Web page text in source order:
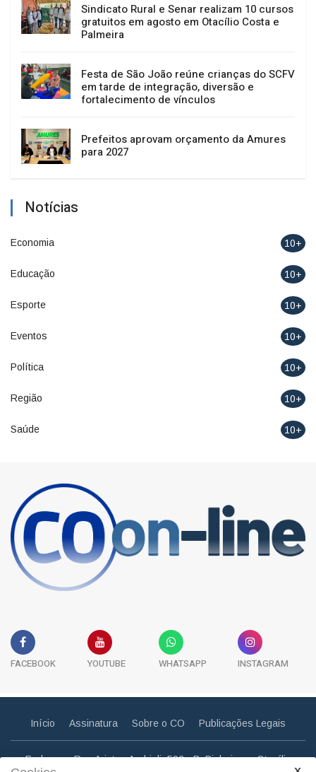
Sindicato Rural e Senar realizam 10 cursos
gratuitos em agosto em Otacílio Costa e
Palmeira
Festa de São João reúne crianças do SCFV
em tarde de integração, diversão e
fortalecimento de vínculos
Prefeitos aprovam orçamento da Amures
para 2027
Notícias
Economia 10+
Educação 10+
Esporte 10+
Eventos 10+
Política 10+
Região 10+
Saúde 10+
FACEBOOK YOUTUBE WHATSAPP INSTAGRAM
Início Assinatura Sobre o CO Publicações Legais
Endereço: Rua Aristeu Andrioli, 592 - B. Pinheiros - Otacílio